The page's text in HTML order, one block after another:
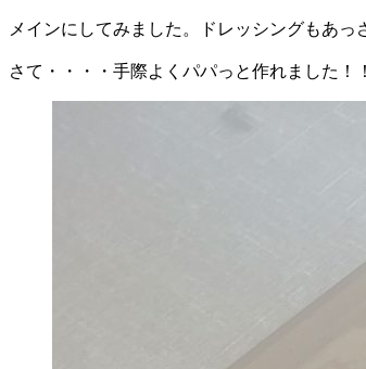
メインにしてみました。ドレッシングもあっ
さて・・・・手際よくパパっと作れました！